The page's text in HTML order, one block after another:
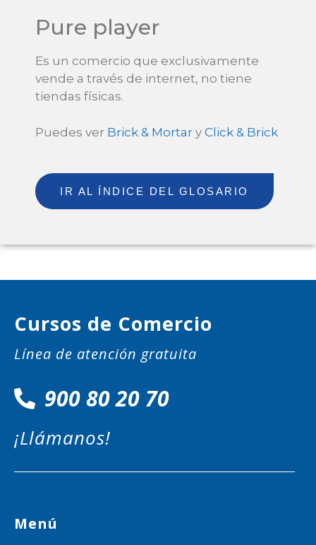
Pure player
Es un comercio que exclusivamente
vende a través de internet, no tiene
tiendas físicas.
Puedes ver Brick & Mortar y Click & Brick
IR AL ÍNDICE DEL GLOSARIO
Cursos de Comercio
Línea de atención gratuita
900 80 20 70
¡Llámanos!
Menú